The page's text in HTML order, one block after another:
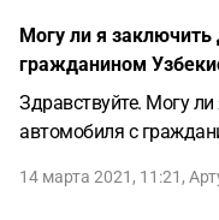
Могу ли я
гражданином
Здравствуйте. Могу
автомобиля с
14 марта 2021, 11:21 ,